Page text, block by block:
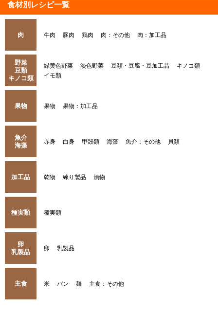
食材別レシピ一覧
肉 牛肉 豚肉 鶏肉 肉：その他 肉：加工品
野菜
豆類
キノコ類
緑黄色野菜 淡色野菜 豆類・豆腐・豆加工品
キノコ類
イモ類
果物 果物 果物：加工品
魚介
海藻
赤身 白身 甲殻類 海藻 魚介：その他 貝類
加工品 乾物 練り製品 漬物
種実類 種実類
卵
乳製品
卵 乳製品
主食 米 パン 麺 主食：その他